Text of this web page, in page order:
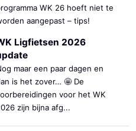
WK 26 hoeft niet te
aangepast – tips!
Ligfietsen 2026
maar een paar dagen en
is het zover… 🤩 De
voor het WK
zijn bijna afg...